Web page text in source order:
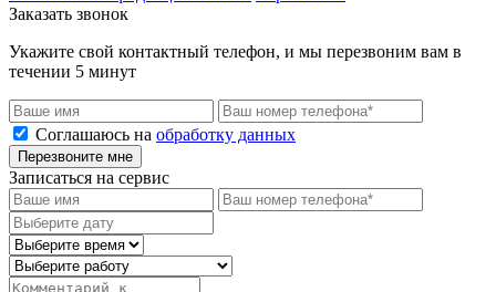
Заказать звонок
Укажите свой контактный телефон, и мы перезвоним вам в
течении 5 минут
Соглашаюсь на обработку данных
Перезвоните мне
Записаться на сервис